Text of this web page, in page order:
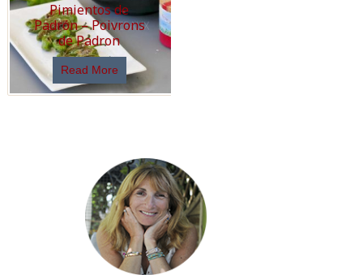
Pimientos de
Padrón – Poivrons
de Padron
Read More